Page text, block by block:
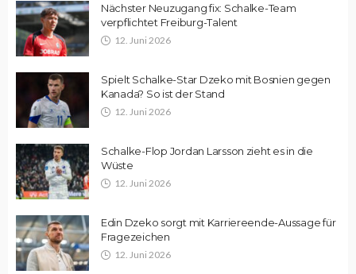
Nächster Neuzugang fix: Schalke-Team
verpflichtet Freiburg-Talent
12. Juni 2026
Spielt Schalke-Star Dzeko mit Bosnien gegen
Kanada? So ist der Stand
12. Juni 2026
Schalke-Flop Jordan Larsson zieht es in die
Wüste
12. Juni 2026
Edin Dzeko sorgt mit Karriereende-Aussage für
Fragezeichen
12. Juni 2026